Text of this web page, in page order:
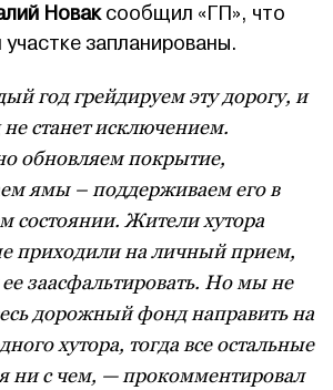
Новаксообщил «ГП», что
запланированы.
год грейдируем эту дорогу, и
не станет исключением.
обновляем покрытие,
ямы – поддерживаем его в
состоянии. Жители хутора
приходили на личный прием,
заасфальтировать. Но мы не
дорожный фонд направить на
хутора, тогда все остальные
ни с чем, — прокомментировал